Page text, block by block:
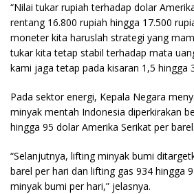
“Nilai tukar rupiah terhadap dolar
rentang 16.800 rupiah hingga 17.500
moneter kita haruslah strategi yang
tukar kita tetap stabil terhadap mata
kami jaga tetap pada kisaran 1,5 hingga
Pada sektor energi, Kepala Negara
minyak mentah Indonesia diperkirakan
hingga 95 dolar Amerika Serikat per barel.
“Selanjutnya, lifting minyak bumi
barel per hari dan lifting gas 934 hingga
minyak bumi per hari,” jelasnya.